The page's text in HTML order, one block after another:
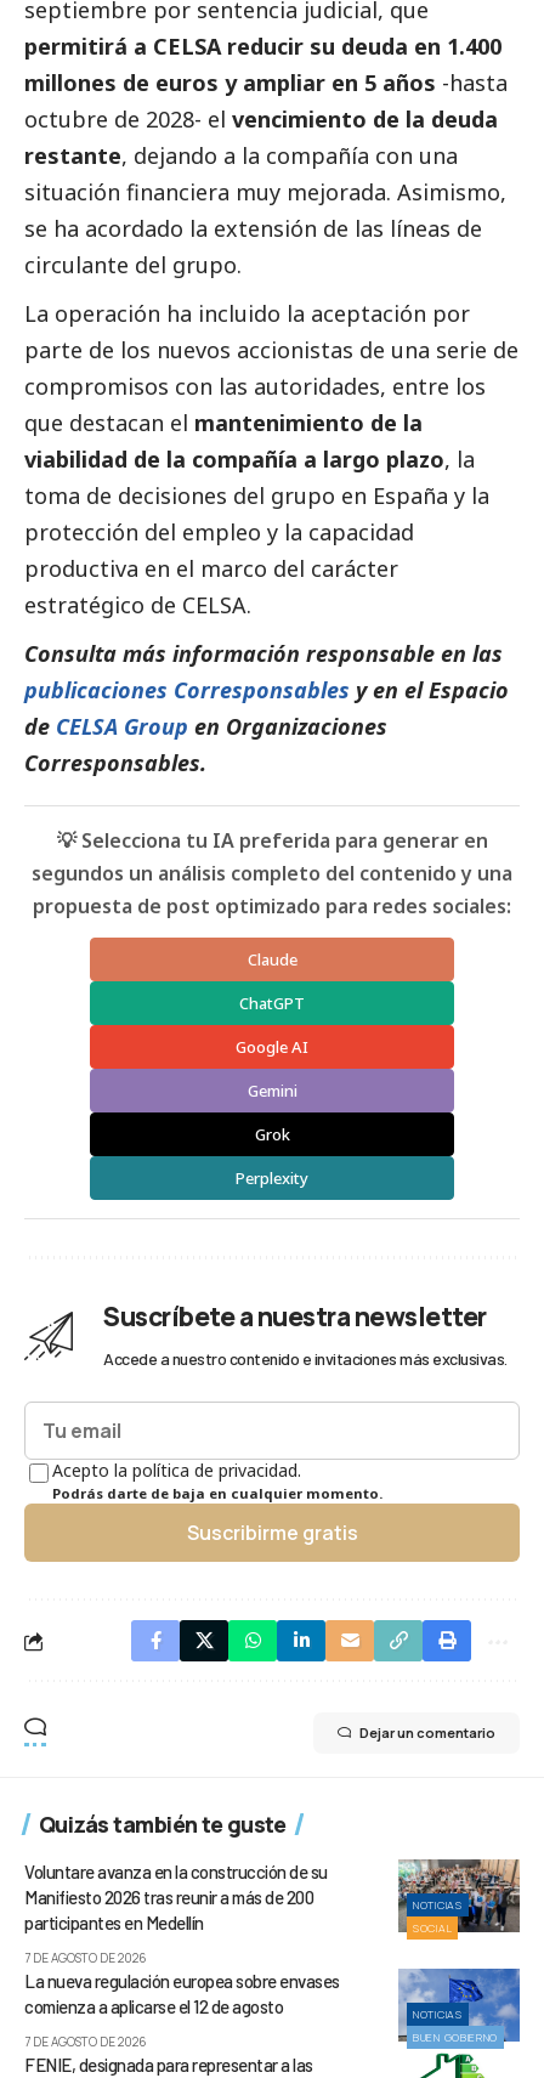
septiembre por sentencia judicial, que
permitirá a CELSA reducir su deuda en 1.400
millones de euros y ampliar en 5 años -hasta
octubre de 2028- el vencimiento de la deuda
restante, dejando a la compañía con una
situación financiera muy mejorada. Asimismo,
se ha acordado la extensión de las líneas de
circulante del grupo.
La operación ha incluido la aceptación por
parte de los nuevos accionistas de una serie de
compromisos con las autoridades, entre los
que destacan el mantenimiento de la
viabilidad de la compañía a largo plazo, la
toma de decisiones del grupo en España y la
protección del empleo y la capacidad
productiva en el marco del carácter
estratégico de CELSA.
Consulta más información responsable en las
publicaciones Corresponsables y en el Espacio
de CELSA Group en Organizaciones
Corresponsables.
💡 Selecciona tu IA preferida para generar en
segundos un análisis completo del contenido y una
propuesta de post optimizado para redes sociales:
Claude
ChatGPT
Google AI
Gemini
Grok
Perplexity
Suscríbete a nuestra newsletter
Accede a nuestro contenido e invitaciones más exclusivas.
Acepto la política de privacidad.
Podrás darte de baja en cualquier momento.
Suscribirme gratis
Dejar un comentario
Quizás también te guste
NOTICIAS
SOCIAL
Voluntare avanza en la construcción de su
Manifiesto 2026 tras reunir a más de 200
participantes en Medellín
7 DE AGOSTO DE 2026
NOTICIAS
BUEN GOBIERNO
La nueva regulación europea sobre envases
comienza a aplicarse el 12 de agosto
7 DE AGOSTO DE 2026
FENIE, designada para representar a las